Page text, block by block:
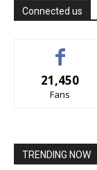
Connected us
21,450
Fans
TRENDING NOW